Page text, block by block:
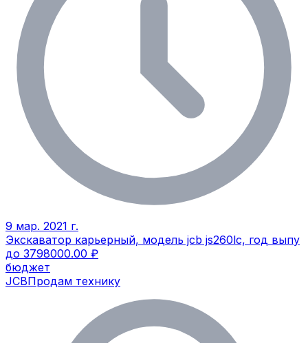
9 мар. 2021 г.
Экскаватор карьерный, модель jcb js260lc, год выпу
до 3798000.00 ₽
бюджет
JCBПродам технику